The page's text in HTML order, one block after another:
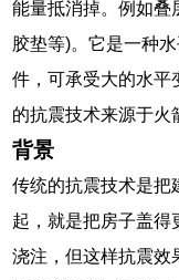
能量抵消掉。例如叠
胶垫等)。它是一种
件，可承受大的水平
的抗震技术来源于火
背景
传统的抗震技术是把
起，就是把房子盖得
浇注，但这样抗震效